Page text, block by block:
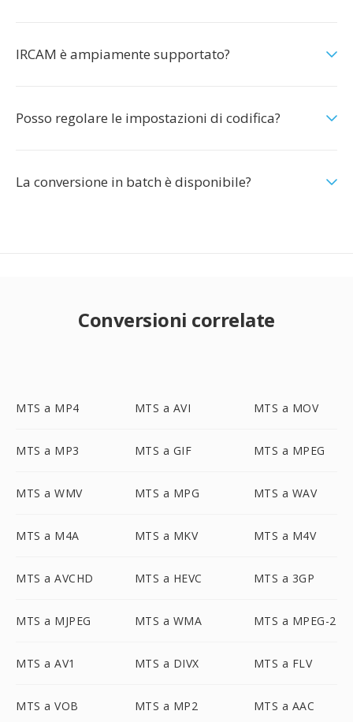
IRCAM è ampiamente supportato?
Posso regolare le impostazioni di codifica?
La conversione in batch è disponibile?
Conversioni correlate
MTS a MP4 MTS a AVI MTS a MOV
MTS a MP3 MTS a GIF MTS a MPEG
MTS a WMV MTS a MPG MTS a WAV
MTS a M4A MTS a MKV MTS a M4V
MTS a AVCHD MTS a HEVC MTS a 3GP
MTS a MJPEG MTS a WMA MTS a MPEG-2
MTS a AV1 MTS a DIVX MTS a FLV
MTS a VOB MTS a MP2 MTS a AAC